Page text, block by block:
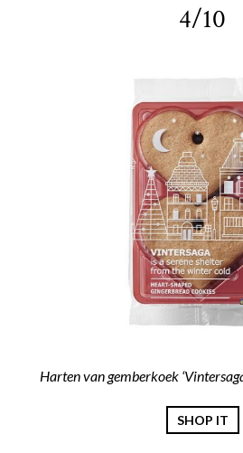
4/10
Harten van gemberkoek
SHOP IT